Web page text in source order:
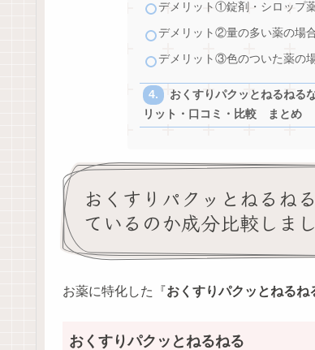
デメリット①錠剤・シロップ
デメリット②量の多い薬の場
デメリット③色のついた薬の
おくすりパクッとねるねる
リット・口コミ・比較 まとめ
おくすりパクッとねるね
ているのか成分比較しま
お薬に特化した『おくすりパクッとねるね
おくすりパクッとねるねる